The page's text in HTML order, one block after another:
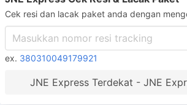
Cek resi dan lacak paket anda dengan
ex. 380310049179921
JNE Express Terdekat - JNE